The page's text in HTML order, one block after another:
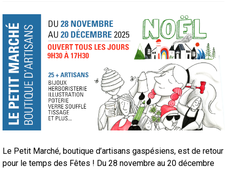
Le Petit Marché, boutique d’artisans gaspésiens, est de retour
pour le temps des Fêtes ! Du 28 novembre au 20 décembre